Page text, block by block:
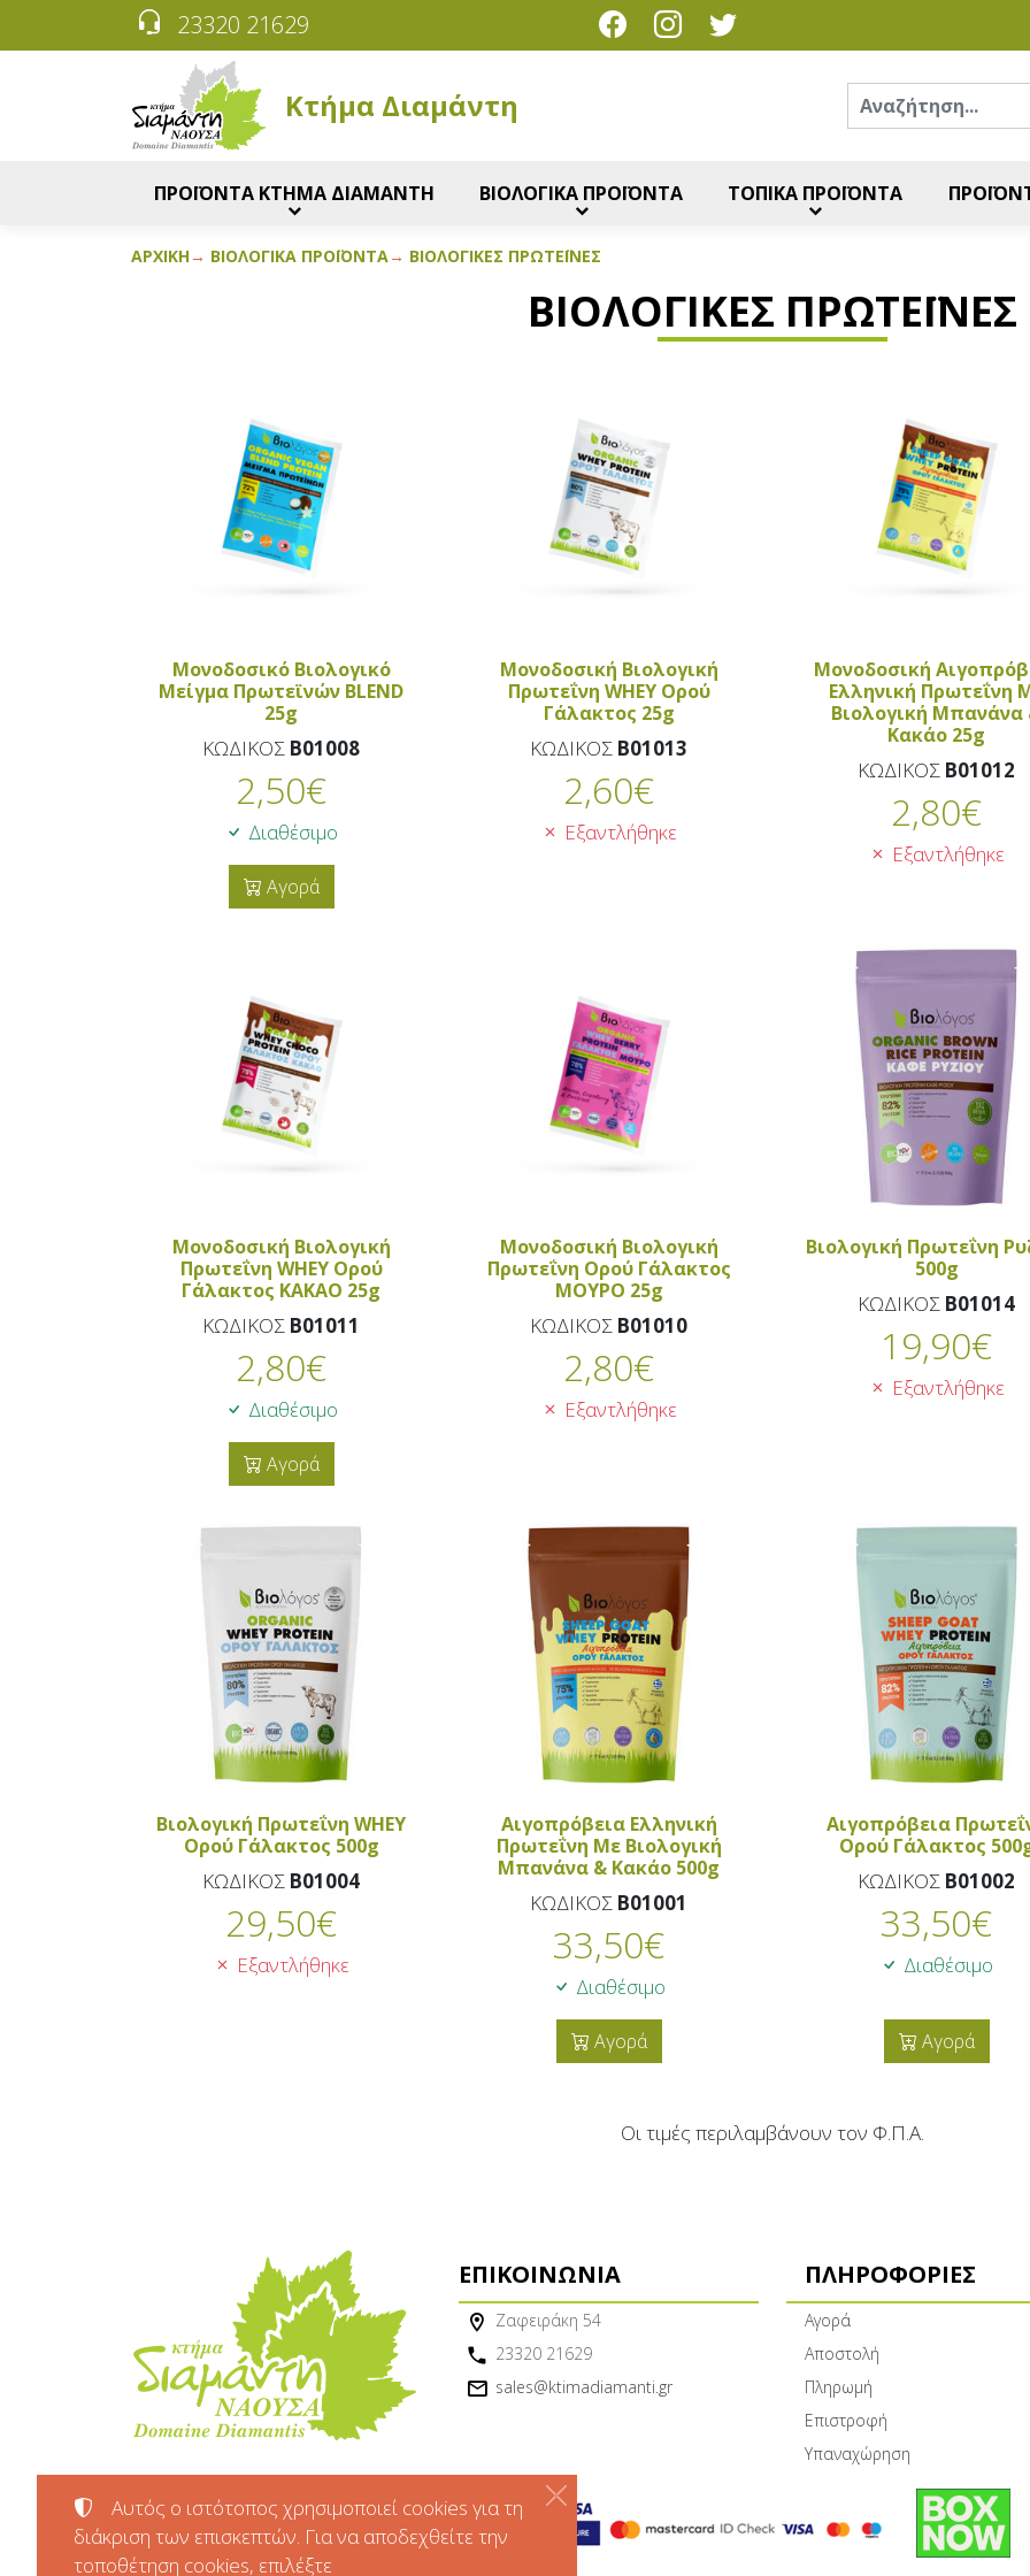
Κτήμα Διαμάντη
23320 21629
ΠΡΟΪΟΝΤΑ ΚΤΗΜΑ ΔΙΑΜΑΝΤΗ ΒΙΟΛΟΓΙΚΑ ΠΡΟΪΟΝΤΑ ΤΟΠΙΚΑ ΠΡΟΪΟΝΤΑ
ΑΡΧΙΚΉ ΒΙΟΛΟΓΙΚΆ ΠΡΟΪΌΝΤΑ ΒΙΟΛΟΓΙΚΈΣ ΠΡΩΤΕΪ́ΝΕΣ
ΒΙΟΛΟΓΙΚΈΣ ΠΡΩΤΕΪ́ΝΕΣ
Μονοδοσικό Βιολογικό
Μείγμα Πρωτεϊνών BLEND
25g
ΚΩΔΙΚΟΣ B01008
2,50€
Διαθέσιμο
Αγορά
Μονοδοσική Βιολογική
Πρωτεΐνη WHEY Ορού
Γάλακτος 25g
ΚΩΔΙΚΟΣ B01013
2,60€
Εξαντλήθηκε
Μονοδοσική
Ελληνική Πρωτεΐνη
Βιολογική Μπανάνα
Κακάο 25g
ΚΩΔΙΚΟΣ B01012
2,80€
Εξαντλήθηκε
Μονοδοσική Βιολογική
Πρωτεΐνη WHEY Ορού
Γάλακτος KAKAO 25g
ΚΩΔΙΚΟΣ B01011
2,80€
Διαθέσιμο
Αγορά
Μονοδοσική Βιολογική
Πρωτεΐνη Ορού Γάλακτος
ΜΟΥΡΟ 25g
ΚΩΔΙΚΟΣ B01010
2,80€
Εξαντλήθηκε
Βιολογική Πρωτεΐνη
500g
ΚΩΔΙΚΟΣ B01014
19,90€
Εξαντλήθηκε
Βιολογική Πρωτεΐνη WHEY
Ορού Γάλακτος 500g
ΚΩΔΙΚΟΣ B01004
29,50€
Εξαντλήθηκε
Αιγοπρόβεια Ελληνική
Πρωτεΐνη Με Βιολογική
Μπανάνα & Κακάο 500g
ΚΩΔΙΚΟΣ B01001
33,50€
Διαθέσιμο
Αγορά
Αιγοπρόβεια
Ορού Γάλακτος
ΚΩΔΙΚΟΣ B01002
33,50€
Διαθέσιμο
Αγορά
Οι τιμές περιλαμβάνουν τον Φ.Π.Α.
ΕΠΙΚΟΙΝΩΝΊΑ
Ζαφειράκη 54
23320 21629
sales@ktimadiamanti.gr
ΠΛΗΡΟΦΟΡΊΕΣ
Αγορά
Αποστολή
Πληρωμή
Επιστροφή
Υπαναχώρηση
Αυτός ο ιστότοπος χρησιμοποιεί cookies για τη
διάκριση των επισκεπτών. Για να αποδεχθείτε την
τοποθέτηση cookies, επιλέξτε